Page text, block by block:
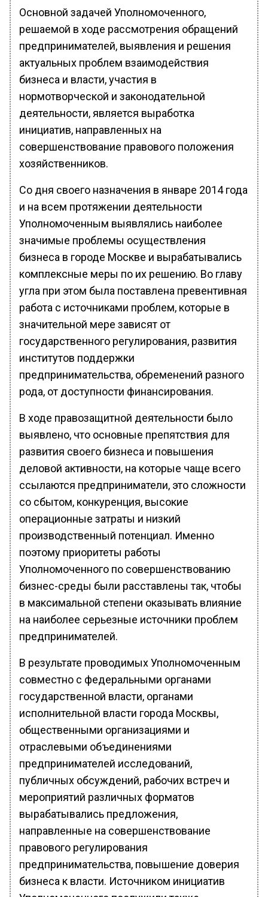
Основной задачей Уполномоченного,
решаемой в ходе рассмотрения обращений
предпринимателей, выявления и решения
актуальных проблем взаимодействия
бизнеса и власти, участия в
нормотворческой и законодательной
деятельности, является выработка
инициатив, направленных на
совершенствование правового положения
хозяйственников.
Со дня своего назначения в январе 2014 года
и на всем протяжении деятельности
Уполномоченным выявлялись наиболее
значимые проблемы осуществления
бизнеса в городе Москве и вырабатывались
комплексные меры по их решению. Во главу
угла при этом была поставлена превентивная
работа с источниками проблем, которые в
значительной мере зависят от
государственного регулирования, развития
институтов поддержки
предпринимательства, обременений разного
рода, от доступности финансирования.
В ходе правозащитной деятельности было
выявлено, что основные препятствия для
развития своего бизнеса и повышения
деловой активности, на которые чаще всего
ссылаются предприниматели, это сложности
со сбытом, конкуренция, высокие
операционные затраты и низкий
производственный потенциал. Именно
поэтому приоритеты работы
Уполномоченного по совершенствованию
бизнес-среды были расставлены так, чтобы
в максимальной степени оказывать влияние
на наиболее серьезные источники проблем
предпринимателей.
В результате проводимых Уполномоченным
совместно с федеральными органами
государственной власти, органами
исполнительной власти города Москвы,
общественными организациями и
отраслевыми объединениями
предпринимателей исследований,
публичных обсуждений, рабочих встреч и
мероприятий различных форматов
вырабатывались предложения,
направленные на совершенствование
правового регулирования
предпринимательства, повышение доверия
бизнеса к власти. Источником инициатив